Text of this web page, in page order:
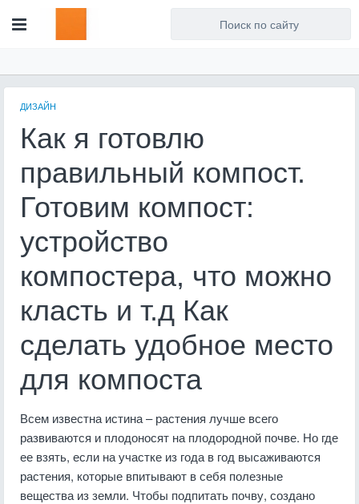
ДИЗАЙН
Как я готовлю
правильный компост.
Готовим компост:
устройство
компостера, что можно
класть и т.д Как
сделать удобное место
для компоста
Всем известна истина – растения лучше всего
развиваются и плодоносят на плодородной почве. Но где
ее взять, если на участке из года в год высаживаются
растения, которые впитывают в себя полезные
вещества из земли. Чтобы подпитать почву, создано
Для любых предложений по
сайту: artist71@cp9.ru